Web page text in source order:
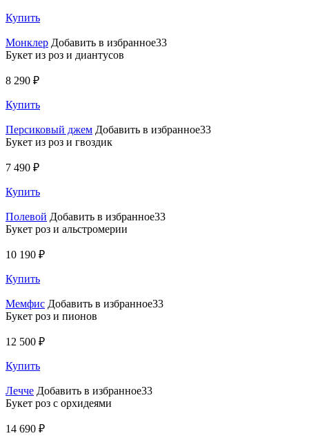
Купить
Монклер Добавить в избранное33
Букет из роз и диантусов
8 290 ₽
Купить
Персиковый джем Добавить в избранное33
Букет из роз и гвоздик
7 490 ₽
Купить
Полевой Добавить в избранное33
Букет роз и альстромерии
10 190 ₽
Купить
Мемфис Добавить в избранное33
Букет роз и пионов
12 500 ₽
Купить
Лечче Добавить в избранное33
Букет роз с орхидеями
14 690 ₽